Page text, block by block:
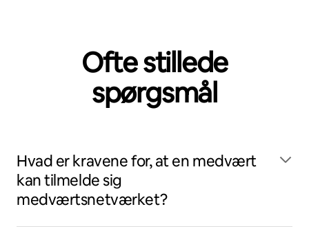
Ofte stillede
spørgsmål
Hvad er kravene for, at en medvært
kan tilmelde sig
medværtsnetværket?